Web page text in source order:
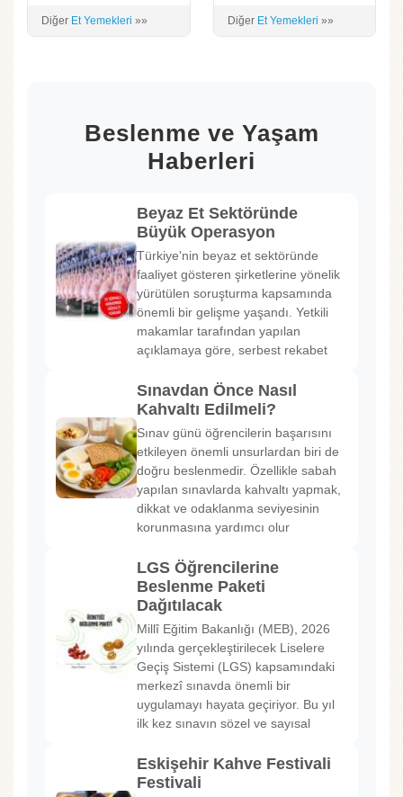
Diğer Et Yemekleri »» Diğer Et Yemekleri »»
Beslenme ve Yaşam
Haberleri
Beyaz Et Sektöründe
Büyük Operasyon
Türkiye'nin beyaz et sektöründe
faaliyet gösteren şirketlerine yönelik
yürütülen soruşturma kapsamında
önemli bir gelişme yaşandı. Yetkili
makamlar tarafından yapılan
açıklamaya göre, serbest rekabet
Sınavdan Önce Nasıl
Kahvaltı Edilmeli?
Sınav günü öğrencilerin başarısını
etkileyen önemli unsurlardan biri de
doğru beslenmedir. Özellikle sabah
yapılan sınavlarda kahvaltı yapmak,
dikkat ve odaklanma seviyesinin
korunmasına yardımcı olur
LGS Öğrencilerine
Beslenme Paketi
Dağıtılacak
Millî Eğitim Bakanlığı (MEB), 2026
yılında gerçekleştirilecek Liselere
Geçiş Sistemi (LGS) kapsamındaki
merkezî sınavda önemli bir
uygulamayı hayata geçiriyor. Bu yıl
ilk kez sınavın sözel ve sayısal
Eskişehir Kahve Festivali
Festivali